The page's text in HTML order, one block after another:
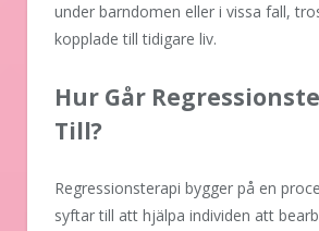
under barndomen eller i vissa fall,
kopplade till tidigare liv.
Hur Går
Till?
Regressionsterapi bygger på en
syftar till att hjälpa individen att